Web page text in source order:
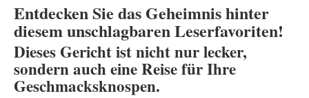
Entdecken Sie das Geheimnis hinter
diesem unschlagbaren Leserfavoriten!
Dieses Gericht ist nicht nur lecker,
sondern auch eine Reise für Ihre
Geschmacksknospen.